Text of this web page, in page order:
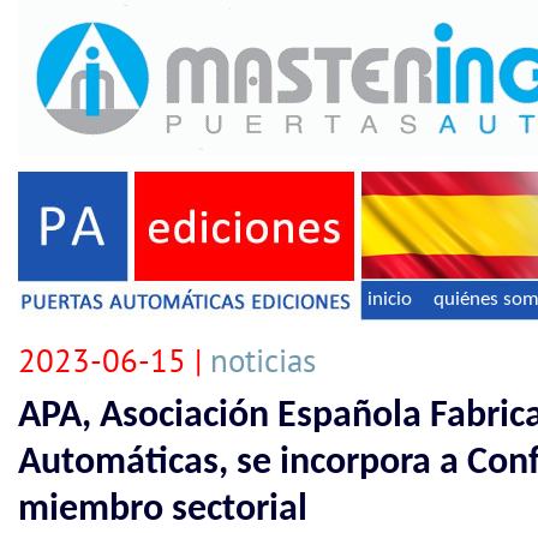
inicio quiénes
2023-06-15 | noticias
APA, Asociación Española
Automáticas, se incorpora a
miembro sectorial